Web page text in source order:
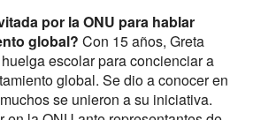
por la ONU para hablar
global? Con 15 años, Greta
escolar para concienciar a
global. Se dio a conocer en
se unieron a su iniciativa.